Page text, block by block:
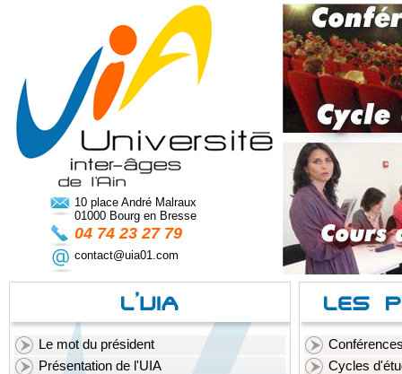
10 place André Malraux
01000 Bourg en Bresse
04 74 23 27 79
contact@uia01.com
Le mot du président
Présentation de l'UIA
Cycles